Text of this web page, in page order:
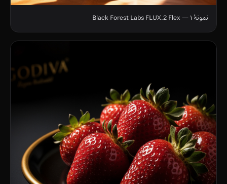
نمونهٔ ۱ — Black Forest Labs FLUX.2 Flex